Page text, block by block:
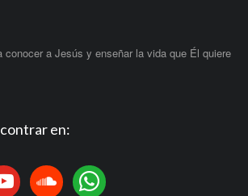
conocer a Jesús y enseñar la vida que Él quiere
en:
soundcloudwhatsapp